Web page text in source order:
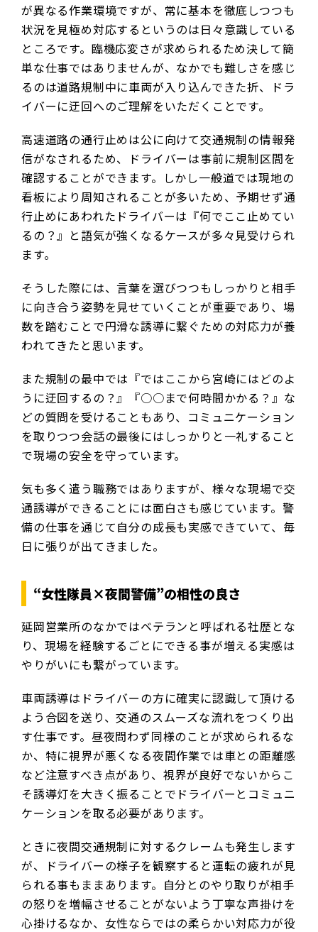
が異なる作業環境ですが、常に基本を徹底しつつも
状況を見極め対応するというのは日々意識している
ところです。臨機応変さが求められるため決して簡
単な仕事ではありませんが、なかでも難しさを感じ
るのは道路規制中に車両が入り込んできた折、ドラ
イバーに迂回へのご理解をいただくことです。
高速道路の通行止めは公に向けて交通規制の情報発
信がなされるため、ドライバーは事前に規制区間を
確認することができます。しかし一般道では現地の
看板により周知されることが多いため、予期せず通
行止めにあわれたドライバーは『何でここ止めてい
るの？』と語気が強くなるケースが多々見受けられ
ます。
そうした際には、言葉を選びつつもしっかりと相手
に向き合う姿勢を見せていくことが重要であり、場
数を踏むことで円滑な誘導に繋ぐための対応力が養
われてきたと思います。
また規制の最中では『ではここから宮崎にはどのよ
うに迂回するの？』『○○まで何時間かかる？』な
どの質問を受けることもあり、コミュニケーション
を取りつつ会話の最後にはしっかりと一礼すること
で現場の安全を守っています。
気も多く遣う職務ではありますが、様々な現場で交
通誘導ができることには面白さも感じています。警
備の仕事を通じて自分の成長も実感できていて、毎
日に張りが出てきました。
“女性隊員×夜間警備”の相性の良さ
延岡営業所のなかではベテランと呼ばれる社歴とな
り、現場を経験するごとにできる事が増える実感は
やりがいにも繋がっています。
車両誘導はドライバーの方に確実に認識して頂ける
よう合図を送り、交通のスムーズな流れをつくり出
す仕事です。昼夜問わず同様のことが求められるな
か、特に視界が悪くなる夜間作業では車との距離感
など注意すべき点があり、視界が良好でないからこ
そ誘導灯を大きく振ることでドライバーとコミュニ
ケーションを取る必要があります。
ときに夜間交通規制に対するクレームも発生します
が、ドライバーの様子を観察すると運転の疲れが見
られる事もままあります。自分とのやり取りが相手
の怒りを増幅させることがないよう丁寧な声掛けを
心掛けるなか、女性ならではの柔らかい対応力が役